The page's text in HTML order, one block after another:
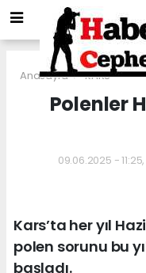
Anasayfa KARS
Polenler
09.06.2025 -
Kars’ta her yıl
polen sorunu bu
başladı.